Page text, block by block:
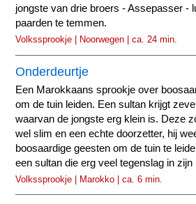
jongste van drie broers - Assepasser -
paarden te temmen.
Volkssprookje | Noorwegen | ca. 24 min.
Onderdeurtje
Een Marokkaans sprookje over
om de tuin leiden. Een sultan krijgt
waarvan de jongste erg klein is. Deze
wel slim en een echte doorzetter, hij
boosaardige geesten om de tuin te
een sultan die erg veel tegenslag in zijn
Volkssprookje | Marokko | ca. 6 min.